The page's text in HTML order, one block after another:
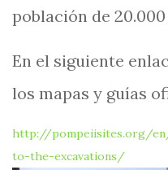
población de
En el siguiente
los mapas y guías
http://pompeiisites.org/
to-the-excavations/: